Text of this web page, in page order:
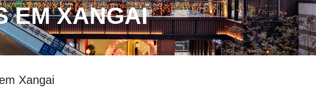
EM XANGAI
Xangai